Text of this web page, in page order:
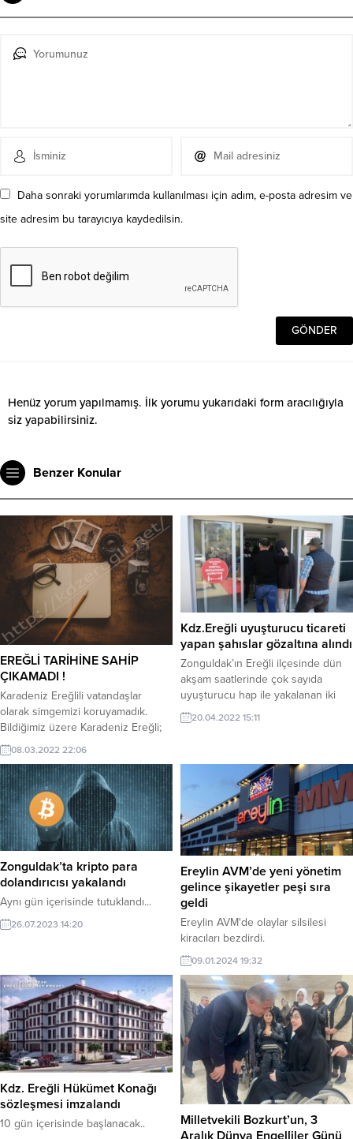
Daha sonraki yorumlarımda kullanılması için adım, e-posta adresim ve
site adresim bu tarayıcıya kaydedilsin.
Henüz yorum yapılmamış. İlk yorumu yukarıdaki form aracılığıyla
siz yapabilirsiniz.
Benzer Konular
EREĞLİ TARİHİNE SAHİP
ÇIKAMADI !
Karadeniz Ereğlili vatandaşlar
olarak simgemizi koruyamadık.
Bildiğimiz üzere Karadeniz Ereğli;
çileği, çeliği ve kömürü ile anılır.
Fakat Ereğli’ye ait olan Ereğli
çileğini 20 yıldır Osmanlı çileği
olarak biliyoruz. Öncelikle
çileğimizin tarihine bakarsak
Ereğli’de çilek üretimi Kurtuluş
Savaşı’nın yıllarında başladığı iddia
ediliyor. Osmanlı döneminde (14.
Y.Y – 1922) Ereğli’de çilek üretimi...
08.03.2022 22:06
Kdz.Ereğli uyuşturucu ticareti
yapan şahıslar gözaltına alındı
Zonguldak’ın Ereğli ilçesinde dün
akşam saatlerinde çok sayıda
uyuşturucu hap ile yakalanan iki
şahıs bugün öğle saatlerinde
Adliye’ye sevk edildi.
20.04.2022 15:11
Zonguldak’ta kripto para
dolandırıcısı yakalandı
Aynı gün içerisinde tutuklandı...
26.07.2023 14:20
Ereylin AVM’de yeni yönetim
gelince şikayetler peşi sıra
geldi
Ereylin AVM'de olaylar silsilesi
kiracıları bezdirdi.
09.01.2024 19:32
Kdz. Ereğli Hükümet Konağı
sözleşmesi imzalandı
10 gün içerisinde başlanacak..
Milletvekili Bozkurt’un, 3